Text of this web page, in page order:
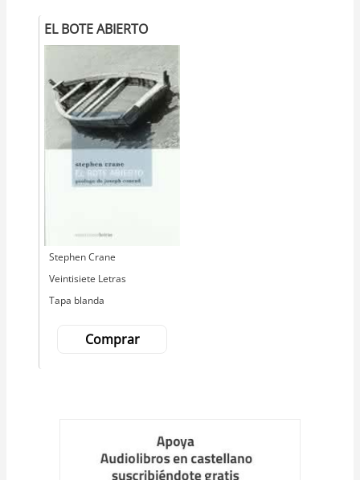
EL BOTE ABIERTO
Autor
Stephen Crane
Editorial
Veintisiete Letras
Tapa blanda
Comprar